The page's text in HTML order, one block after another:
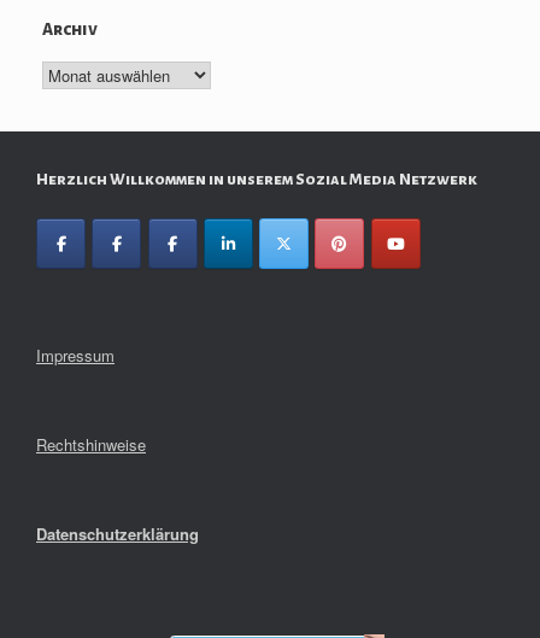
Archiv
Archiv
Herzlich Willkommen in unserem Sozial Media Netzwerk
Impressum
Rechtshinweise
Datenschutzerklärung